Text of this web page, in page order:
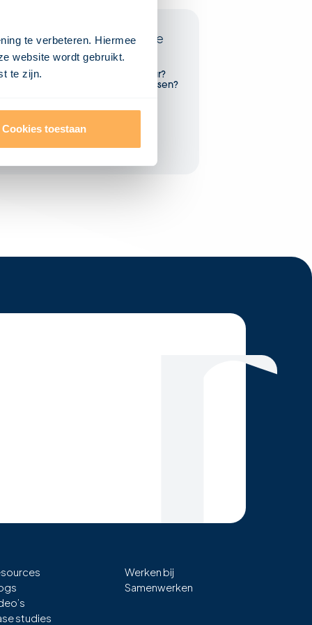
te verbeteren. Hiermee
website wordt gebruikt.
te zijn.
Cookies toestaan
Artikelen in deze categorie
Wat is een stelpost?
Wat is een projectontwikkelaar?
Wat is een programma van eisen?
Wat is bestek?
Wat doet een aannemer?
studies
Werken bij
Samenwerken